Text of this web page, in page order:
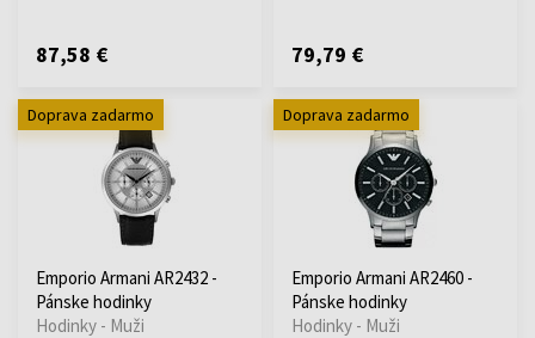
87,58 € 79,79 €
Doprava zadarmo
Emporio Armani AR2432 -
Pánske hodinky
Hodinky - Muži
Doprava zadarmo
Emporio Armani AR2460 -
Pánske hodinky
Hodinky - Muži